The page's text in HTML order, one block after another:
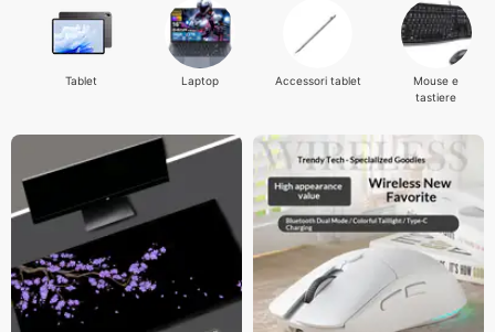
Tablet Laptop Accessori tablet
Mouse e
tastiere